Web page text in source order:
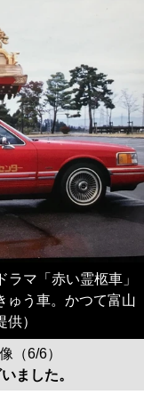
マ「赤い霊柩車」
ゅう車。かつて富山
）
（6/6）
ました。